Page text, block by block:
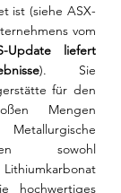
ist (siehe ASX-
vom
Update liefert
). Sie
für den
Mengen
sowohl
Lithiumkarbonat
hochwertiges